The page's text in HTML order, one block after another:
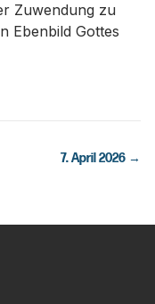
Zuwendung zu
Ebenbild Gottes
7. April 2026 →